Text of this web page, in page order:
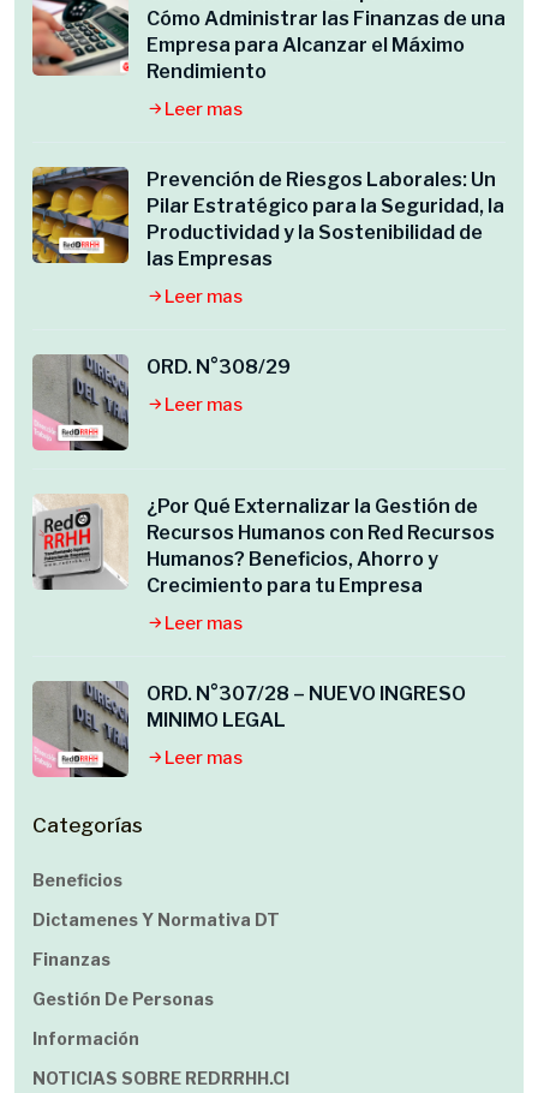
Cómo Administrar las Finanzas de una
Empresa para Alcanzar el Máximo
Rendimiento
Leer mas
Prevención de Riesgos Laborales: Un
Pilar Estratégico para la Seguridad, la
Productividad y la Sostenibilidad de
las Empresas
Leer mas
ORD. N°308/29
Leer mas
¿Por Qué Externalizar la Gestión de
Recursos Humanos con Red Recursos
Humanos? Beneficios, Ahorro y
Crecimiento para tu Empresa
Leer mas
ORD. N°307/28 – NUEVO INGRESO
MINIMO LEGAL
Leer mas
Categorías
Beneficios
Dictamenes Y Normativa DT
Finanzas
Gestión De Personas
Información
NOTICIAS SOBRE REDRRHH.cl